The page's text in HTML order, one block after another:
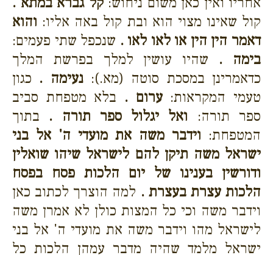
קול שאינו מצוי הוא ובת קול באה אליו: והוא
דאמר הין הין או לאו לאו . שנכפל שתי פעמים:
בימה . שהיו עושין למלך בפרשת המלך
כדאמרינן במסכת סוטה (מא.):נעימה . כגון
טעמי המקראות:ערום . בלא מטפחת סביב
ספר תורה: ואל יגלול ספר תורה . בתוך
המטפחת: וידבר משה את מועדי ה' אל בני
ישראל משה תיקן להם לישראל שיהו שואלין
ודורשין בענינו של יום הלכות פסח בפסח
הלכות עצרת בעצרת . למה הוצרך לכתוב כאן
וידבר משה וכי כל המצות כולן לא אמרן משה
לישראל מהו וידבר משה את מועדי ה' אל בני
ישראל מלמד שהיה מדבר עמהן הלכות כל